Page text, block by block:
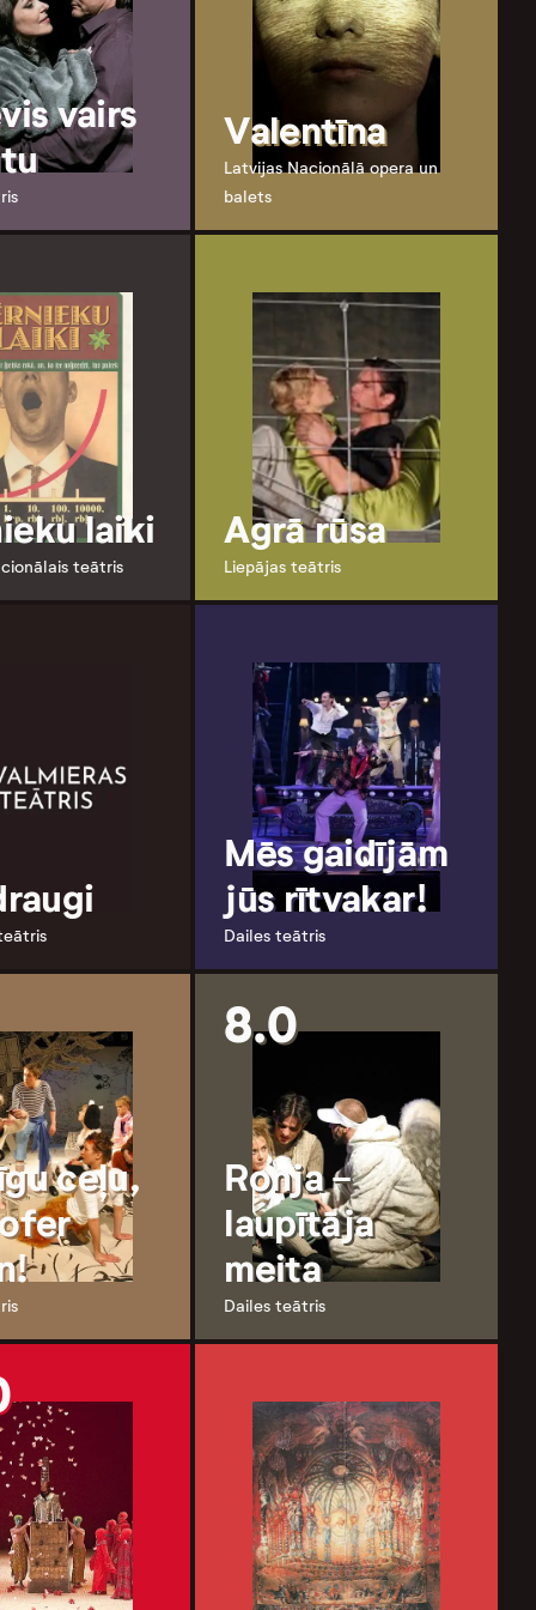
vairs
Valentīna
Latvijas Nacionālā opera un
balets
laiki
teātris
Agrā rūsa
Liepājas teātris
Mēs gaidījām
jūs rītvakar!
Dailes teātris
ceļu,
8.0
Ronja -
laupītāja
meita
Dailes teātris